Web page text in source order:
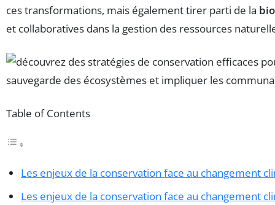
ces transformations, mais également tirer parti de la
et collaboratives dans la gestion des ressources
Table of Contents
Les enjeux de la conservation face au changement
Les enjeux de la conservation face au changement